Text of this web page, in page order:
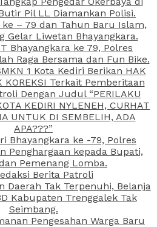
Pil LL Diamankan Polisi.
– 79 dan Tahun Baru Islam,
Gelar Liwetan Bhayangkara.
Bhayangkara ke 79, Polres
Raga Bersama dan Fun Bike.
1 Kota Kediri Berikan HAK
KOREKSI Terkait Pemberitaan
Dengan Judul “PERILAKU
KEDIRI NYLENEH, CURHAT
UNTUK DI SEMBELIH, ADA
APA???”
Bhayangkara ke -79, Polres
Penghargaan kepada Bupati,
Pemenang Lomba.
Berita Patroli
Daerah Tak Terpenuhi, Belanja
Kabupaten Trenggalek Tak
Seimbang.
Pengesahan Warga Baru